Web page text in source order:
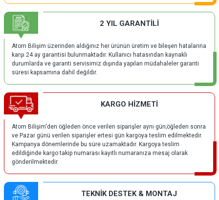
2 YIL GARANTİLİ
Atom Bilişim üzerinden aldığınız her ürünün üretim ve bileşen hatalarına
karşı 24 ay garantisi bulunmaktadır. Kullanıcı hatasından kaynaklı
durumlarda ve garanti servisimiz dışında yapılan müdahaleler garanti
süresi kapsamına dahil değildir.
KARGO HİZMETİ
Atom Bilişim'den öğleden önce verilen siparişler aynı gün;öğleden sonra
ve Pazar günü verilen siparişler ertesi gün kargoya teslim edilmektedir.
Kampanya dönemlerinde bu süre uzamaktadır. Kargoya teslim
edildiğinde kargo takip numarası kayıtlı numaranıza mesaj olarak
gönderilmektedir.
TEKNİK DESTEK & MONTAJ